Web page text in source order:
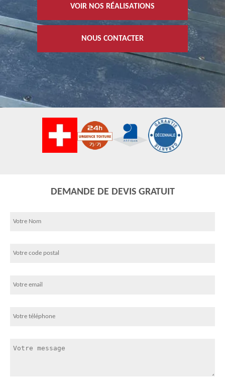
VOIR NOS RÉALISATIONS
NOUS CONTACTER
DEMANDE DE DEVIS GRATUIT